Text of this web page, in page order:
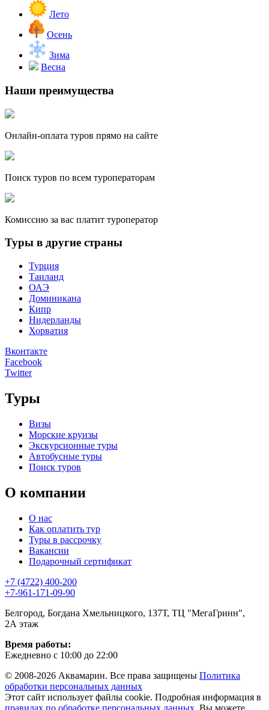
Лето
Осень
Зима
Весна
Наши преимущества
Онлайн-оплата туров прямо на сайте
Поиск туров по всем туроператорам
Комиссию за вас платит туроператор
Туры в другие страны
Турция
Таиланд
ОАЭ
Доминикана
Кипр
Нидерланды
Хорватия
Вконтакте
Facebook
Twitter
Туры
Визы
Морские круизы
Экскурсионные туры
Автобусные туры
Поиск туров
О компании
О нас
Как оплатить тур
Туры в рассрочку
Вакансии
Подарочный сертификат
+7 (4722) 400-200
+7-961-171-09-90
Белгород, Богдана Хмельницкого, 137Т, ТЦ "МегаГринн",
2А этаж
Время работы:
Ежедневно с 10:00 до 22:00
© 2008-2026 Аквамарин. Все права защищены Политика
обработки персональных данных
Этот сайт использует файлы cookie. Подробная информация в
правилах по обработке персональных данных . Вы можете